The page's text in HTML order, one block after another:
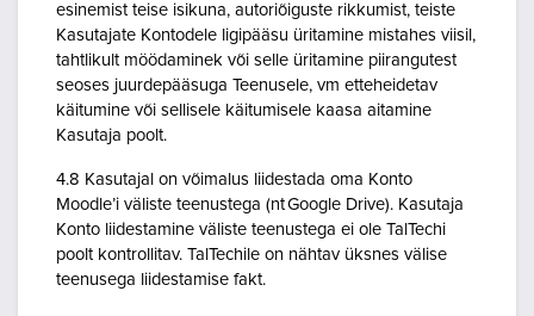
esinemist teise isikuna, autoriõiguste rikkumist, teiste
Kasutajate Kontodele ligipääsu üritamine mistahes viisil,
tahtlikult möödaminek või selle üritamine piirangutest
seoses juurdepääsuga Teenusele, vm etteheidetav
käitumine või sellisele käitumisele kaasa aitamine
Kasutaja poolt.
4.8 Kasutajal on võimalus liidestada oma Konto
Moodle’i väliste teenustega (nt Google Drive). Kasutaja
Konto liidestamine väliste teenustega ei ole TalTechi
poolt kontrollitav. TalTechile on nähtav üksnes välise
teenusega liidestamise fakt.